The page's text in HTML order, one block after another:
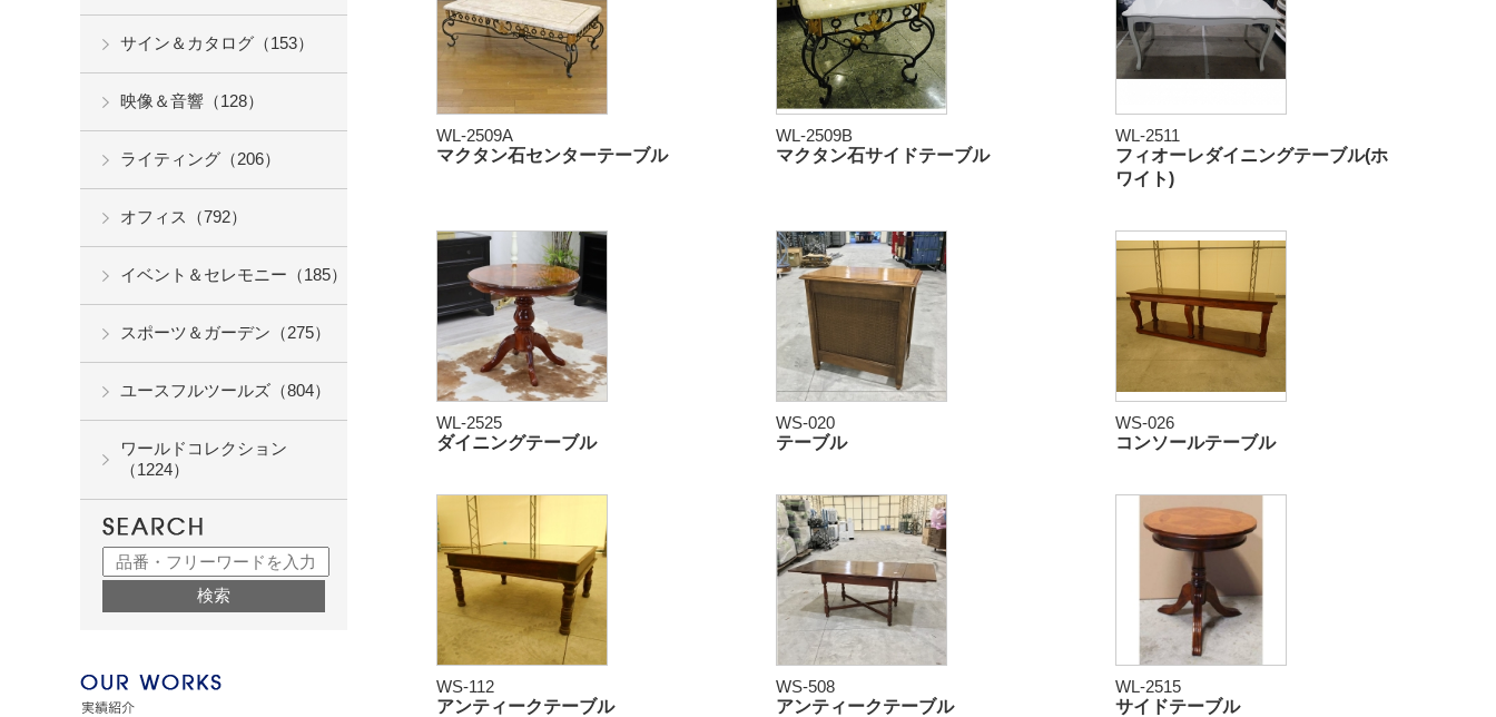
WL-2509A
マクタン石センターテーブル
WL-2509B
マクタン石サイドテーブル
WL-2511
フィオーレダイニングテーブル(ホ
ワイト)
WL-2525
ダイニングテーブル
WS-020
テーブル
WS-026
コンソールテーブル
WS-112
アンティークテーブル
WS-508
アンティークテーブル
WL-2515
サイドテーブル
サイン＆カタログ（153）
映像＆音響（128）
ライティング（206）
オフィス（792）
イベント＆セレモニー（185）
スポーツ＆ガーデン（275）
ユースフルツールズ（804）
ワールドコレクション
（1224）